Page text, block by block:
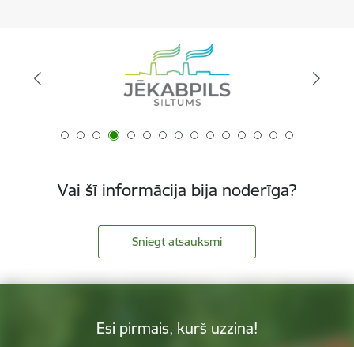
Vai šī informācija bija noderīga?
Sniegt atsauksmi
Esi pirmais, kurš uzzina!